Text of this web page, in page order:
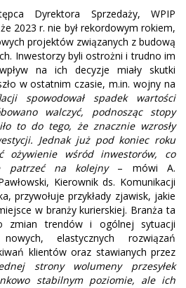
Dyrektora Sprzedaży, WPIP
2023 r. nie był rekordowym rokiem,
projektów związanych z budową
Inwestorzy byli ostrożni i trudno im
na ich decyzje miały skutki
w ostatnim czasie, m.in. wojny na
spowodował spadek wartości
walczyć, podnosząc stopy
to do tego, że znacznie wzrosły
Jednak już pod koniec roku
ożywienie wśród inwestorów, co
patrzeć na kolejny– mówi A.
Kierownik ds. Komunikacji
przywołuje przykłady zjawisk, jakie
w branży kurierskiej. Branża ta
zmian trendów i ogólnej sytuacji
elastycznych rozwiązań
klientów oraz stawianych przez
strony wolumeny przesyłek
stabilnym poziomie, ale ich